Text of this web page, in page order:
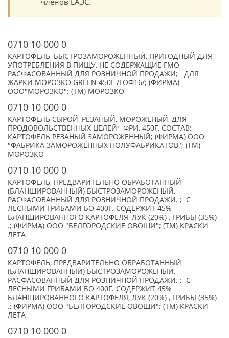
0710 10 000 0
КАРТОФЕЛЬ, БЫСТРОЗАМОРОЖЕННЫЙ, ПРИГОДНЫЙ ДЛЯ
УПОТРЕБЛЕНИЯ В ПИЩУ, НЕ СОДЕРЖАЩИЕ ГМО,
РАСФАСОВАННЫЙ ДЛЯ РОЗНИЧНОЙ ПРОДАЖИ; ДЛЯ
ЖАРКИ МОРОЗКО GREEN 450Г /ГОФ16/; (ФИРМА)
ООО"МОРОЗКО"; (TM) МОРОЗКО
0710 10 000 0
КАРТОФЕЛЬ СЫРОЙ, РЕЗАНЫЙ, МОРОЖЕНЫЙ, ДЛЯ
ПРОДОВОЛЬСТВЕННЫХ ЦЕЛЕЙ; ФРИ, 450Г, СОСТАВ:
КАРТОФЕЛЬ РЕЗАНЫЙ ЗАМОРОЖЕННЫЙ; (ФИРМА) ООО
"ФАБРИКА ЗАМОРОЖЕННЫХ ПОЛУФАБРИКАТОВ"; (TM)
МОРОЗКО
0710 10 000 0
КАРТОФЕЛЬ, ПРЕДВАРИТЕЛЬНО ОБРАБОТАННЫЙ
(БЛАНШИРОВАННЫЙ) БЫСТРОЗАМОРОЖЕНЫЙ,
РАСФАСОВАННЫЙ ДЛЯ РОЗНИЧНОЙ ПРОДАЖИ. ; С
ЛЕСНЫМИ ГРИБАМИ БО 400Г. СОДЕРЖИТ 45%
БЛАНШИРОВАННОГО КАРТОФЕЛЯ, ЛУК (20%) , ГРИБЫ (35%)
.; (ФИРМА) ООО "БЕЛГОРОДСКИЕ ОВОЩИ"; (TM) КРАСКИ
ЛЕТА
0710 10 000 0
КАРТОФЕЛЬ, ПРЕДВАРИТЕЛЬНО ОБРАБОТАННЫЙ
(БЛАНШИРОВАННЫЙ) БЫСТРОЗАМОРОЖЕНЫЙ,
РАСФАСОВАННЫЙ ДЛЯ РОЗНИЧНОЙ ПРОДАЖИ. ; С
ЛЕСНЫМИ ГРИБАМИ БО 400Г. СОДЕРЖИТ 45%
БЛАНШИРОВАННОГО КАРТОФЕЛЯ, ЛУК (20%) , ГРИБЫ (35%)
.; (ФИРМА) ООО "БЕЛГОРОДСКИЕ ОВОЩИ"; (TM) КРАСКИ
ЛЕТА
0710 10 000 0